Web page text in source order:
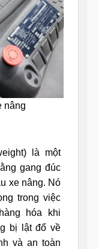
nâng
là một
gang đúc
xe nâng. Nó
trong việc
hóa khi
bị lật đổ về
và an toàn